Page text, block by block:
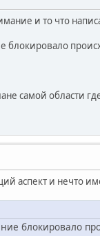
и то что
блокировало
самой области
аспект и нечто
блокировало